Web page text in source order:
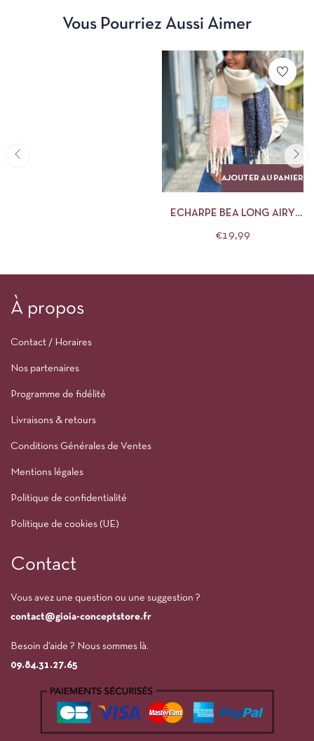
Vous Pourriez Aussi Aimer
AJOUTER AU PANIER
ECHARPE BEA LONG AIRY
€19,99
À propos
Contact / Horaires
Nos partenaires
Programme de fidélité
Livraisons & retours
Conditions Générales de Ventes
Mentions légales
Politique de confidentialité
Politique de cookies (UE)
Contact
Vous avez une question ou une suggestion ?
contact@gioia-conceptstore.fr
Besoin d’aide ? Nous sommes là.
09.84.31.27.65